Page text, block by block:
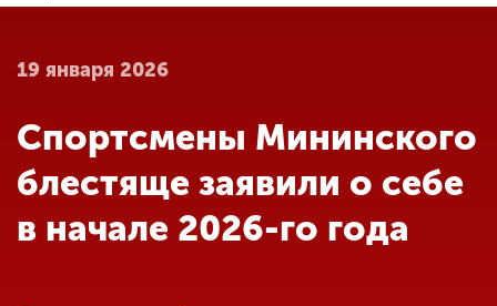
Главная
Абитуриенту
Обучение
19 января 2026
Спортсмены Мининского
блестяще заявили о себе
в начале 2026-го года